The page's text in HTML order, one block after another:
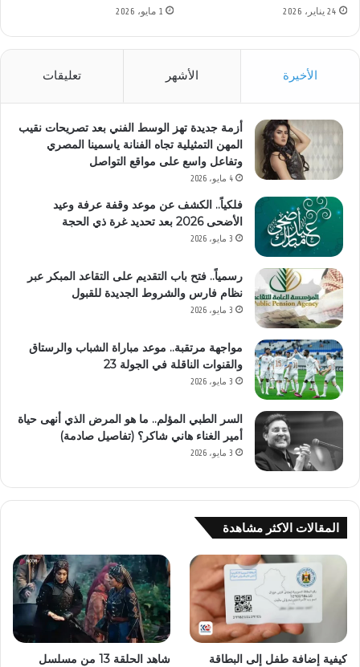
24 يناير، 2026 1 مايو، 2026
الأخيرة الأشهر تعليقات
أزمة جديدة تهز الوسط الفني بعد تصريحات نقيب
المهن التمثيلية تجاه الفنانة ياسمينا المصري
وتفاعل واسع على مواقع التواصل
4 مايو، 2026
فلكياً.. الكشف عن موعد وقفة عرفة وعيد
الأضحى 2026 بعد تحديد غرة ذي الحجة
3 مايو، 2026
رسمياً.. فتح باب التقديم على التقاعد المبكر عبر
نظام فارس والشروط الجديدة للقبول
3 مايو، 2026
مواجهة مرتقبة.. موعد مباراة الشباب والرستاق
والقنوات الناقلة في الجولة 23
3 مايو، 2026
السر الطبي المؤلم.. ما هو المرض الذي أنهى حياة
أمير الغناء هاني شاكر؟ (تفاصيل صادمة)
3 مايو، 2026
المقالات الاكثر مشاهدة
كيفية إضافة طفل إلى البطاقة
شاهد الحلقة 13 من مسلسل